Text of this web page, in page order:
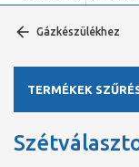
Gázkészülékhez
TERMÉKEK